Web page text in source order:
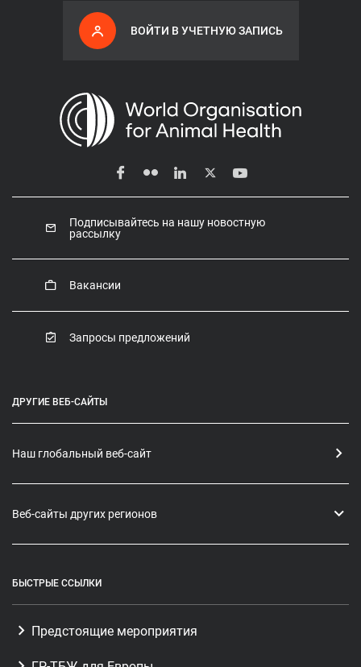
ВОЙТИ В УЧЕТНУЮ ЗАПИСЬ
Подписывайтесь на нашу новостную
рассылку
Вакансии
Запросы предложений
ДРУГИЕ ВЕБ-САЙТЫ
Наш глобальный веб-сайт
Веб-сайты других регионов
БЫСТРЫЕ ССЫЛКИ
Предстоящие мероприятия